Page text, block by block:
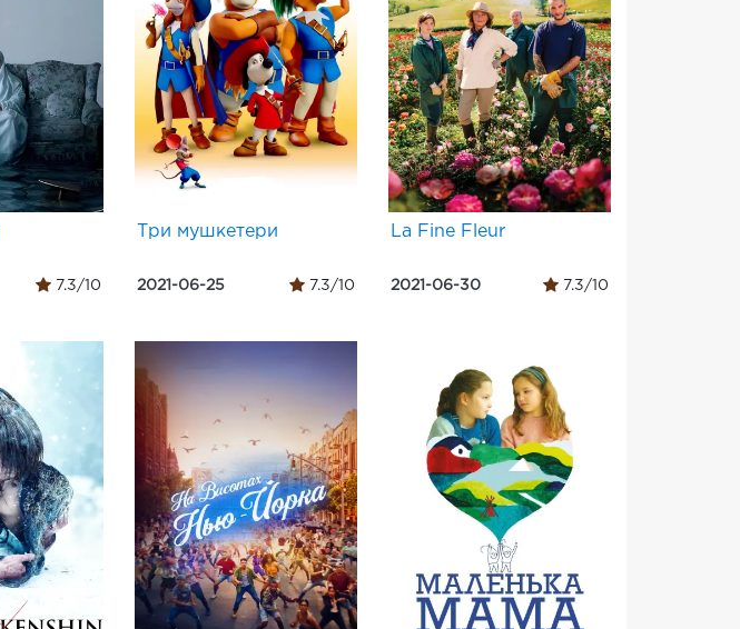
7.3/10
Три мушкетери
2021-06-25 7.3/10
La Fine Fleur
2021-06-30 7.3/10